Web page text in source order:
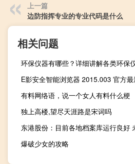
上一篇
边防指挥专业的专业代码是什么
相关问题
环保仪器有哪些？详细讲解各类环保
有料网络语，说一个女人有料什么梗
独上高楼,望尽天涯路是宋词吗
东港股份：目前各地档案库运行良好
爆破少女的攻略